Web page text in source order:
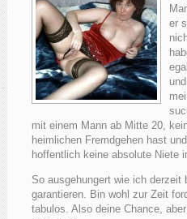
er
mit einem Mann ab Mitte 20,
heimlichen Fremdgehen hast
hoffentlich keine absolute Niete
So ausgehungert wie ich derzeit
garantieren. Bin wohl zur Zeit
tabulos. Also deine Chance,